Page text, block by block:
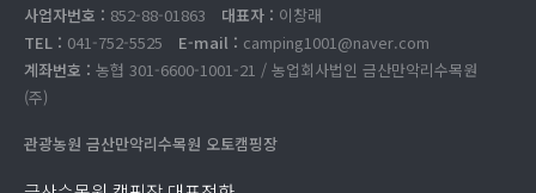
사업자번호 : 852-88-01863 대표자 : 이창래
TEL : 041-752-5525 E-mail : camping1001@naver.com
계좌번호 : 농협 301-6600-1001-21 / 농업회사법인 금산만악리수목원
(주)
관광농원 금산만악리수목원 오토캠핑장